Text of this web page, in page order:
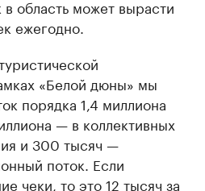
область может вырасти
ежегодно.
«Белой дюны» мы
порядка 1,4 миллиона
— в коллективных
и 300 тысяч —
поток. Если
чеки, то это 12 тысяч за